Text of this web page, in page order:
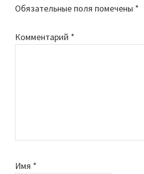
Обязательные поля помечены *
Комментарий *
Имя *